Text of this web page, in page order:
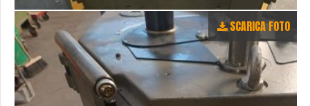
SCARICA FOTO